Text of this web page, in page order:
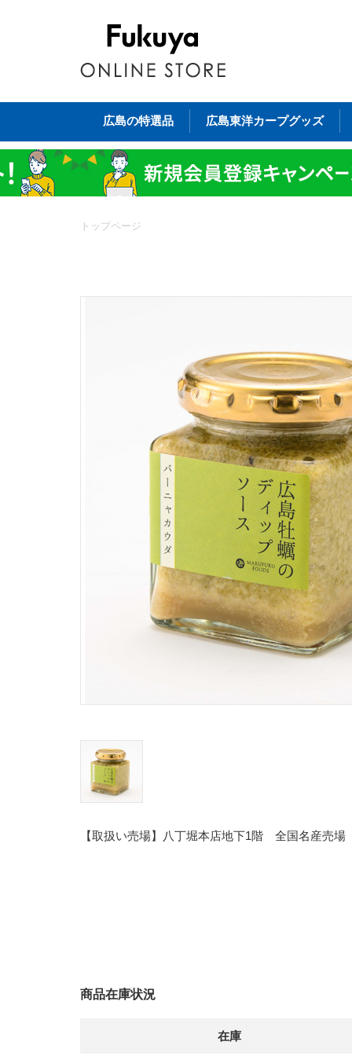
広島の特選品 広島東洋カープグッズ
トップページ
【取扱い売場】八丁堀本店地下1階 全国名産売場
商品在庫状況
在庫